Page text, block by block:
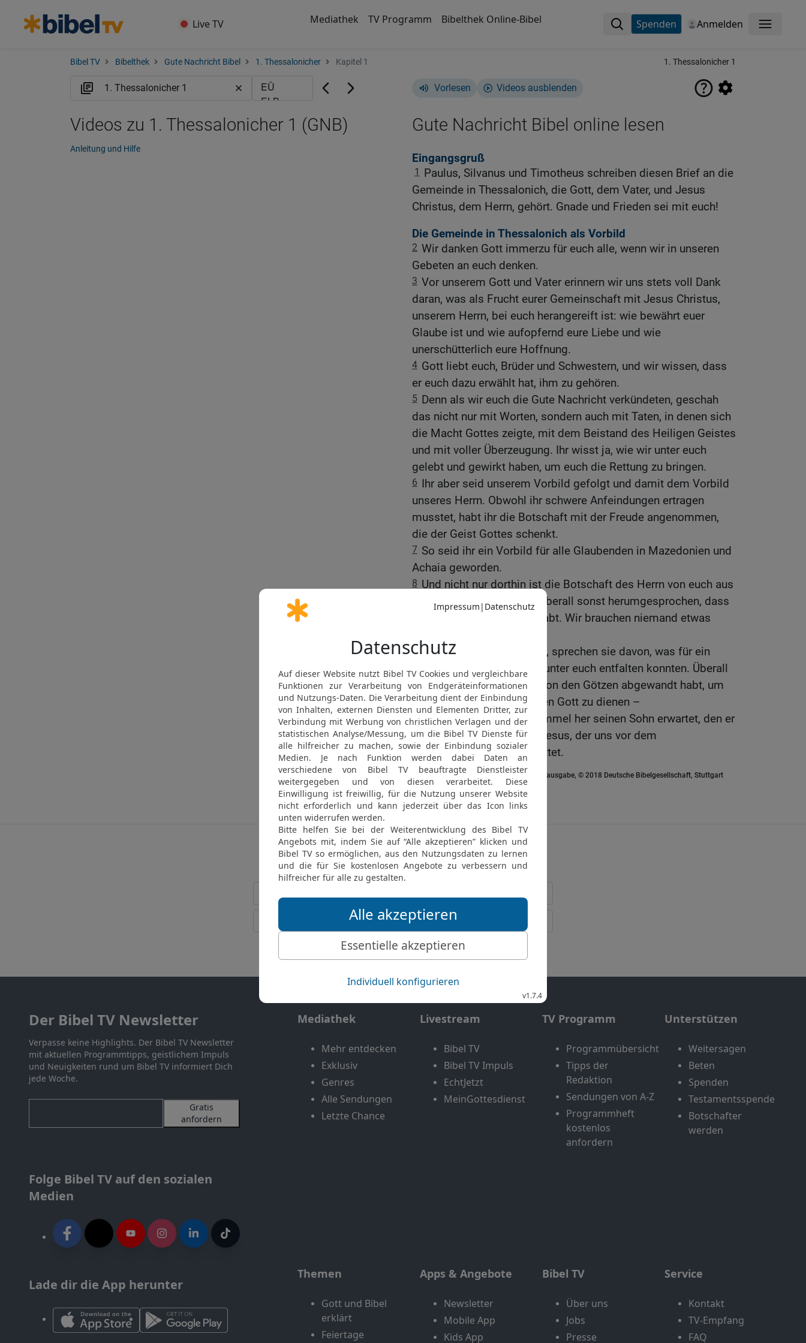
Live TV Mediathek TV Programm Bibelthek Online-Bibel Spenden Anmelden Menü
Bibel TV Bibelthek Gute Nachricht Bibel 1. Thessalonicher Kapitel 1 1. Thessalonicher 1
Vorlesen Videos ausblenden
Gute Nachricht Bibel online lesen
Eingangsgruß
1
Paulus, Silvanus und Timotheus schreiben diesen Brief an die
Gemeinde in Thessalonich, die Gott, dem Vater, und Jesus
Christus, dem Herrn, gehört. Gnade und Frieden sei mit euch!
Die Gemeinde in Thessalonich als Vorbild
2 Wir danken Gott immerzu für euch alle, wenn wir in unseren
Gebeten an euch denken.
3 Vor unserem Gott und Vater erinnern wir uns stets voll Dank
daran, was als Frucht eurer Gemeinschaft mit Jesus Christus,
unserem Herrn, bei euch herangereift ist: wie bewährt euer
Glaube ist und wie aufopfernd eure Liebe und wie
unerschütterlich eure Hoffnung.
4 Gott liebt euch, Brüder und Schwestern, und wir wissen, dass
er euch dazu erwählt hat, ihm zu gehören.
5 Denn als wir euch die Gute Nachricht verkündeten, geschah
das nicht nur mit Worten, sondern auch mit Taten, in denen sich
die Macht Gottes zeigte, mit dem Beistand des Heiligen Geistes
und mit voller Überzeugung. Ihr wisst ja, wie wir unter euch
gelebt und gewirkt haben, um euch die Rettung zu bringen.
6 Ihr aber seid unserem Vorbild gefolgt und damit dem Vorbild
unseres Herrn. Obwohl ihr schwere Anfeindungen ertragen
musstet, habt ihr die Botschaft mit der Freude angenommen,
die der Geist Gottes schenkt.
7 So seid ihr ein Vorbild für alle Glaubenden in Mazedonien und
Achaia geworden.
8 Und nicht nur dorthin ist die Botschaft des Herrn von euch aus
gelangt; es hat sich auch überall sonst herumgesprochen, dass
ihr euch Gott zugewandt habt. Wir brauchen niemand etwas
9 Wo wir auch hinkommen, sprechen sie davon, was für ein
segensreiches Wirken wir unter euch entfalten konnten. Überall
erzählen sie, wie ihr euch von den Götzen abgewandt habt, um
dem wahren und lebendigen Gott zu dienen –
10 und wie ihr nun vom Himmel her seinen Sohn erwartet, den er
vom Tod auferweckt hat: Jesus, der uns vor dem
bevorstehenden Gericht rettet.
Gute Nachricht Bibel, durchgesehene Neuausgabe, © 2018 Deutsche Bibelgesellschaft, Stuttgart
Videos zu 1. Thessalonicher 1 (GNB)
Anleitung und Hilfe
Möchtest du uns Feedback geben?
Bewertung der Bibelthek
FEEDBACK SENDEN
Der Bibel TV Newsletter
Verpasse keine Highlights. Der Bibel TV Newsletter
mit aktuellen Programmtipps, geistlichem Impuls
und Neuigkeiten rund um Bibel TV informiert Dich
jede Woche.
Gratis
anfordern
Folge Bibel TV auf den sozialen
Medien
Lade dir die App herunter
Mediathek
Mehr entdecken
Exklusiv
Genres
Alle Sendungen
Letzte Chance
Livestream
Bibel TV
Bibel TV Impuls
EchtJetzt
MeinGottesdienst
TV Programm
Programmübersicht
Tipps der
Redaktion
Sendungen von A-Z
Programmheft
kostenlos
anfordern
Unterstützen
Weitersagen
Beten
Spenden
Testamentsspende
Botschafter
werden
Themen
Gott und Bibel
erklärt
Feiertage
Apps & Angebote
Newsletter
Mobile App
Kids App
Bibel TV
Über uns
Jobs
Presse
Service
Kontakt
TV-Empfang
FAQ